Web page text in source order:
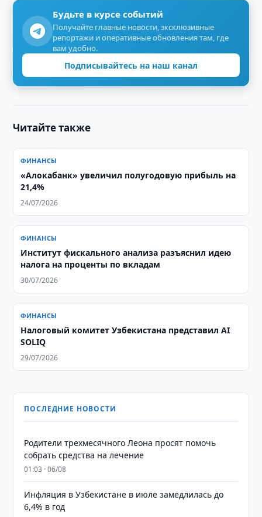
Будьте в курсе событий
Получайте главные новости, эксклюзивные
репортажи и оперативные обновления там, где
вам удобно.
Подписывайтесь на наш канал
Читайте также
ФИНАНСЫ
«Алокабанк» увеличил полугодовую прибыль на
21,4%
24/07/2026
ФИНАНСЫ
Институт фискального анализа разъяснил идею
налога на проценты по вкладам
30/07/2026
ФИНАНСЫ
Налоговый комитет Узбекистана представил AI
SOLIQ
29/07/2026
ПОСЛЕДНИЕ НОВОСТИ
Родители трехмесячного Леона просят помочь
собрать средства на лечение
01:03 · 06/08
Инфляция в Узбекистане в июле замедлилась до
6,4% в год